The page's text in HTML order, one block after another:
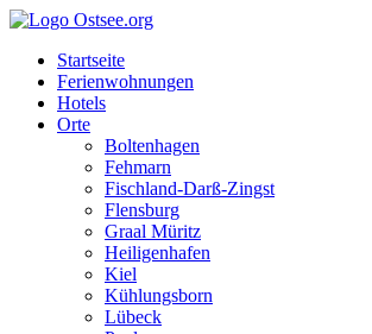
Startseite
Ferienwohnungen
Hotels
Orte
Boltenhagen
Fehmarn
Fischland-Darß-Zingst
Flensburg
Graal Müritz
Heiligenhafen
Kiel
Kühlungsborn
Lübeck